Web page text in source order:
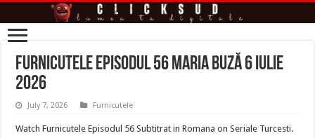
Furnicutele Episodul 56 Maria Buză 6 Iulie
2026
July 7, 2026 Furnicutele
Watch Furnicutele Episodul 56 Subtitrat in Romana on Seriale Turcesti.